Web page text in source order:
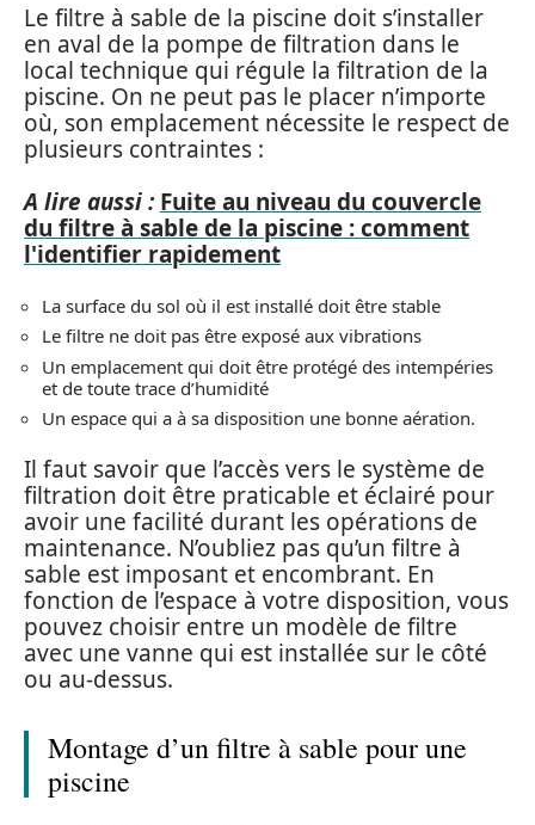
Le filtre à sable de la piscine doit s’installer
en aval de la pompe de filtration dans le
local technique qui régule la filtration de la
piscine. On ne peut pas le placer n’importe
où, son emplacement nécessite le respect de
plusieurs contraintes :
A lire aussi : Fuite au niveau du couvercle
du filtre à sable de la piscine : comment
l'identifier rapidement
La surface du sol où il est installé doit être stable
Le filtre ne doit pas être exposé aux vibrations
Un emplacement qui doit être protégé des intempéries
et de toute trace d’humidité
Un espace qui a à sa disposition une bonne aération.
Il faut savoir que l’accès vers le système de
filtration doit être praticable et éclairé pour
avoir une facilité durant les opérations de
maintenance. N’oubliez pas qu’un filtre à
sable est imposant et encombrant. En
fonction de l’espace à votre disposition, vous
pouvez choisir entre un modèle de filtre
avec une vanne qui est installée sur le côté
ou au-dessus.
Montage d’un filtre à sable pour une
piscine